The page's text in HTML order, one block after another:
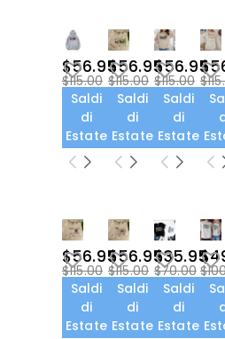
$56.95
$115.00
Saldi
di
Estate
$56.95
$115.00
Saldi
di
Estate
$56.95
$115.00
Saldi
di
Estate
$56.95
$115.00
Saldi
di
Estate
$56.95
$115.00
Saldi
di
Estate
$35.95
$70.00
Saldi
di
Estate